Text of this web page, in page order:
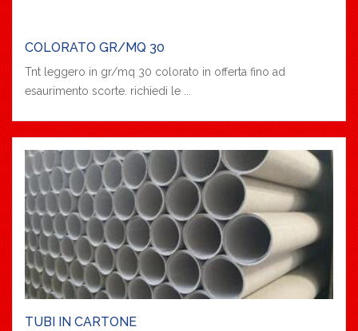
COLORATO GR/MQ 30
Tnt leggero in gr/mq 30 colorato in offerta fino ad
esaurimento scorte. richiedi le ...
TUBI IN CARTONE